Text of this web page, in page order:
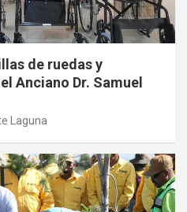
de ruedas y
Anciano Dr. Samuel
Laguna